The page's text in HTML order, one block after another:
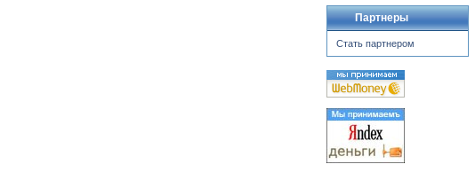
Партнеры
Стать партнером